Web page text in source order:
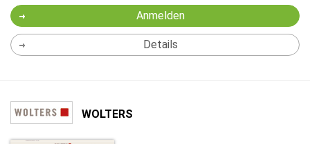
Anmelden
Details
WOLTERS